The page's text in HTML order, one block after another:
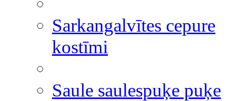
Sarkangalvītes cepure
kostīmi
Saule saulespuķe puķe